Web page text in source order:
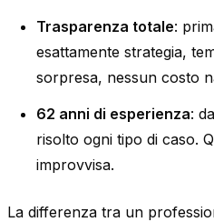
Trasparenza totale:
esattamente strategia,
sorpresa, nessun costo
62 anni di esperienza:
risolto ogni tipo di caso.
improvvisa.
La differenza tra un